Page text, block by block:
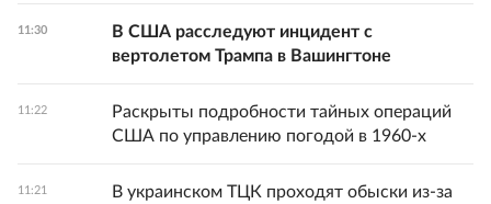
11:30
В США расследуют инцидент с
вертолетом Трампа в Вашингтоне
11:22
Раскрыты подробности тайных операций
США по управлению погодой в 1960-х
11:21
В украинском ТЦК проходят обыски из-за